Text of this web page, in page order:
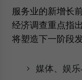
服务业的新增长
经济调查重点指
将塑造下一阶段
媒体、娱乐